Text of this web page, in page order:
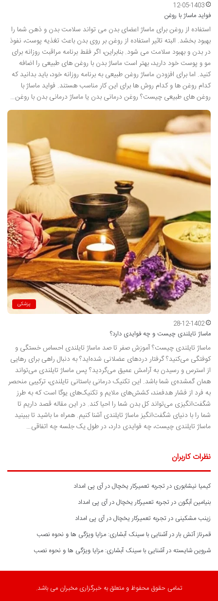
12-05-1403
فواید ماساژ با روغن
استفاده از روغن برای ماساژ اعضای بدن می تواند سلامت بدن و ذهن شما را
بهبود بخشد. البته تاثیر استفاده از روغن بر روی بدن باعث تغذیه پوست، نفوذ
در بدن و بهبود سلامت می شود. بنابراین، اگر فقط برنامه مراقبت روزانه برای
مو و پوست خود دارید، بهتر است ماساژ بدن با روغن های طبیعی را اضافه
کنید. اما برای افزودن ماساژ روغن طبیعی به برنامه روزانه خود، باید بدانید که
کدام روغن ها و کدام روش ها برای این کار مناسب هستند. فواید ماساژ با
روغن های طبیعی چیست؟ روغن درمانی بدن یا ماساژ درمانی بدن با روغن…
پزشکی
28-12-1402
ماساژ تایلندی چیست و چه فوایدی دارد؟
ماساژ تایلندی چیست؟ آموزش صفر تا صد ماساژ تایلندی احساس خستگی و
کوفتگی می‌کنید؟ گرفتار دردهای عضلانی شده‌اید؟ به دنبال راهی برای رهایی
از استرس و رسیدن به آرامش عمیق می‌گردید؟ پس ماساژ تایلندی می‌تواند
همان گمشده‌ی شما باشد. این تکنیک درمانی باستانی تایلندی، ترکیبی منحصر
به فرد از فشار هدفمند، کشش‌های ملایم و تکنیک‌های یوگا است که به طرز
شگفت‌انگیزی می‌تواند کل بدن شما را احیا کند. در این مقاله قصد داریم تا
شما را با دنیای شگفت‌انگیز ماساژ تایلندی آشنا کنیم. همراه ما باشید تا ببینید
ماساژ تایلندی چیست، چه فوایدی دارد، در طول یک جلسه چه اتفاقی…
نظرات کاربران
کیمیا نیشابوری درتجربه تعمیرکار یخچال در آی پی امداد
بنیامین آبگون درتجربه تعمیرکار یخچال در آی پی امداد
زینب مشکینی درتجربه تعمیرکار یخچال در آی پی امداد
قمرناز آتش باردرآشنایی با سینک آبشاری: مزایا ویژگی ها و نحوه نصب
شروین شایسته درآشنایی با سینک آبشاری: مزایا ویژگی ها و نحوه نصب
تمامی حقوق محفوظ و متعلق به خبرگزاری مخبران می باشد.